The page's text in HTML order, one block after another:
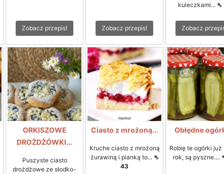
Zobacz przepis! Zobacz przepis!
kuleczkami... ⇖
Zobacz
ORKISZOWE
DROŻDŻÓWKI...
Puszyste ciasto
drożdżowe ze słodko-
Ciasto z mrożoną...
Kruche ciasto z mrożoną
żurawiną i pianką to... ⇖
43
Obłędne
Robię te ogórki już
rok, są pyszne....